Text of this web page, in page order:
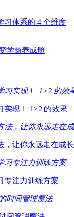
习体系的 4 个维度
学霸养成舱
实现 1+1>2 的效果
，让你永远走在成
专注力训练方案